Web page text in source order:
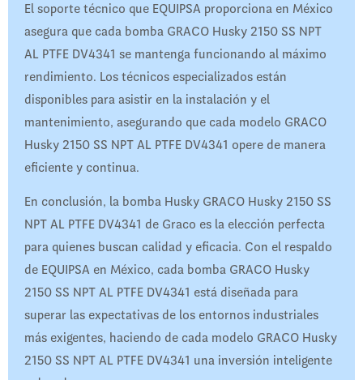
El soporte técnico que EQUIPSA proporciona en México
asegura que cada bomba GRACO Husky 2150 SS NPT
AL PTFE DV4341 se mantenga funcionando al máximo
rendimiento. Los técnicos especializados están
disponibles para asistir en la instalación y el
mantenimiento, asegurando que cada modelo GRACO
Husky 2150 SS NPT AL PTFE DV4341 opere de manera
eficiente y continua.
En conclusión, la bomba Husky GRACO Husky 2150 SS
NPT AL PTFE DV4341 de Graco es la elección perfecta
para quienes buscan calidad y eficacia. Con el respaldo
de EQUIPSA en México, cada bomba GRACO Husky
2150 SS NPT AL PTFE DV4341 está diseñada para
superar las expectativas de los entornos industriales
más exigentes, haciendo de cada modelo GRACO Husky
2150 SS NPT AL PTFE DV4341 una inversión inteligente